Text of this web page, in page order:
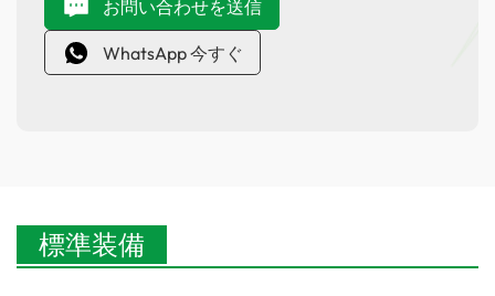
お問い合わせを送信
WhatsApp 今すぐ
標準装備